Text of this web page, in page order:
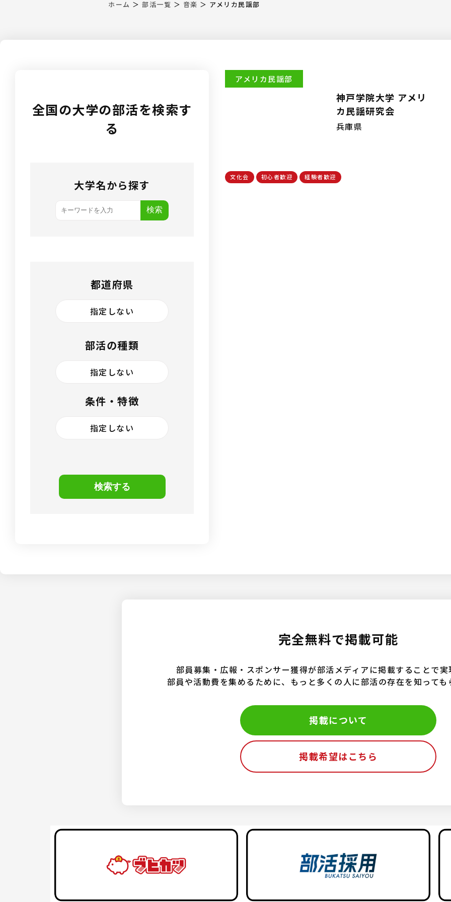
ホーム ＞部活一覧 ＞ 音楽 ＞ アメリカ民謡部
全国の大学の部活を検索す
る
大学名から探す
検索
都道府県
指定しない
部活の種類
指定しない
条件・特徴
指定しない
検索する
アメリカ民謡部
神戸学院大学 アメリ
カ民謡研究会
兵庫県
文化会 初心者歓迎 経験者歓迎
完全無料で掲載可能
部員募集・広報・スポンサー獲得が部活メディアに掲載することで実
部員や活動費を集めるために、もっと多くの人に部活の存在を知っても
掲載について
掲載希望はこちら